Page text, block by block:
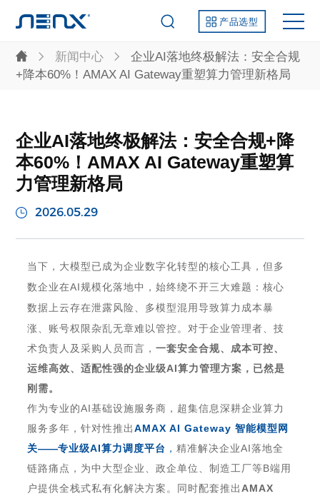
产品选型
新闻中心
企业AI落地终极解法：安全合规
+降本60%！AMAX AI Gateway重塑算力管理新格局
企业AI落地终极解法：安全合规+降
本60%！AMAX AI Gateway重塑算
力管理新格局
2026.05.29
当下，大模型已成为企业数字化转型的核心工具，但多
数企业在AI规模化落地中，始终绕不开三大难题：核心
数据上云存在泄露风险、多模型混用导致算力成本暴
涨、账号权限杂乱无章难以管控。对于企业管理者、技
术负责人及采购人员而言，一套安全合规、成本可控、
运维高效、适配性强的企业级AI算力管理方案，已然是
刚需。
作为专业的AI基础设施服务商， 超集信息深耕企业算力
服务多年，针对性推出AMAX AI Gateway智能模型网
关——专业级AI算力调度平台 ，精准解决企业AI落地全
链路痛点，为中大型企业、政企单位、制造工厂等B端用
户提供全栈式私有化解决方案。同时配套推出 AMAX